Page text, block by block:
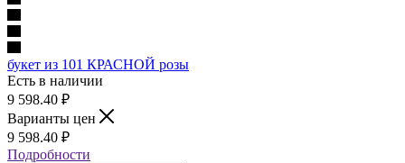
букет из 101 КРАСНОЙ розы
Есть в наличии
9 598.40 ₽
Варианты цен
9 598.40 ₽
Подробности